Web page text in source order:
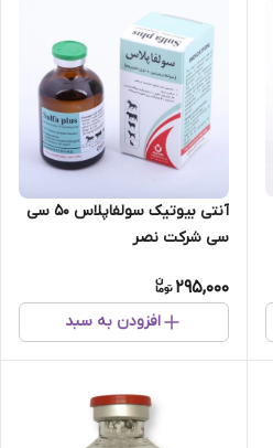
آنتی بیوتیک سولفاپلاس 50 سی
سی شرکت نصر
295,000
افزودن به سبد